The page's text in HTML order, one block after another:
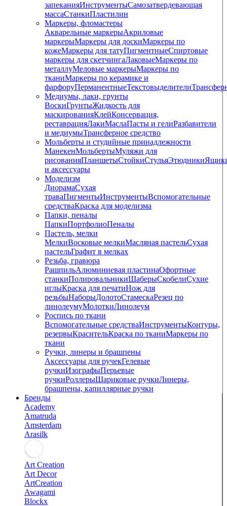
запеканияИнструментыСамозатвердевающая
массаСтанкиПластилин
Маркеры, фломастеры
Акварельные маркерыАкриловые
маркерыМаркеры для доскиМаркеры по
кожеМаркеры для татуПигментныеCпиртовые
маркеры для скетчингаЛаковыеМаркеры по
металлуМеловые маркерыМаркеры по
тканиМаркеры по керамике и
фарфоруПерманентныеТекстовыделители
Медиумы, лаки, грунты
ВоскиГрунтыЖидкость для
маскированияКлейКонсервация,
реставрацияЛакиМаслаПасты и гелиРазбавители
и медиумыТрансферное средство
Мольберты и студийные принадлежности
МанекенМольбертыМуляжи для
рисованияПланшетыСтойкиСтульяЭтюдники
и аксессуары
Моделизм
ДиорамаСухая
траваПигментыИнструментыВспомогательные
средстваКраска для моделизма
Папки, пеналы
ПапкиПортфолиоПеналы
Пастель, мелки
МелкиВосковые мелкиМасляная пастельСухая
пастельГрафит в мелках
Резьба, гравюра
РашпильАлюминиевая пластинаОфортные
станкиПолировальникиШаберыСкобелиСухие
иглыКраска для печатиНож для
резьбыНаборыДолотоСтамескаРезец по
линолеумуМолоткиЛинолеум
Роспись по ткани
Вспомогательные средстваИнструментыКонтуры,
резервыКрасительКраска по тканиМаркеры по
ткани
Ручки, линеры и брашпены
Аксессуары для ручекГелевые
ручкиИзографыПерьевые
ручкиРоллерыШариковые ручкиЛинеры,
брашпены, капиллярные ручки
Бренды
Academy
Amatruda
Amsterdam
Arasilk
Art Creation
Art Decor
ArtCreation
Awagami
Blockx